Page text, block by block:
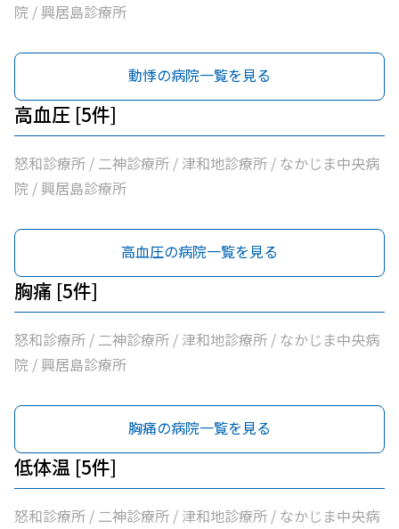
院 / 興居島診療所
動悸の病院一覧を見る
高血圧 [5件]
怒和診療所 / 二神診療所 / 津和地診療所 / なかじま中央病
院 / 興居島診療所
高血圧の病院一覧を見る
胸痛 [5件]
怒和診療所 / 二神診療所 / 津和地診療所 / なかじま中央病
院 / 興居島診療所
胸痛の病院一覧を見る
低体温 [5件]
怒和診療所 / 二神診療所 / 津和地診療所 / なかじま中央病